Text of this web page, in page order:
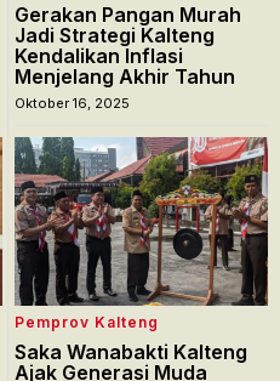
Gerakan Pangan Murah
Jadi Strategi Kalteng
Kendalikan Inflasi
Menjelang Akhir Tahun
Oktober 16, 2025
Pemprov Kalteng
Saka Wanabakti Kalteng
Ajak Generasi Muda